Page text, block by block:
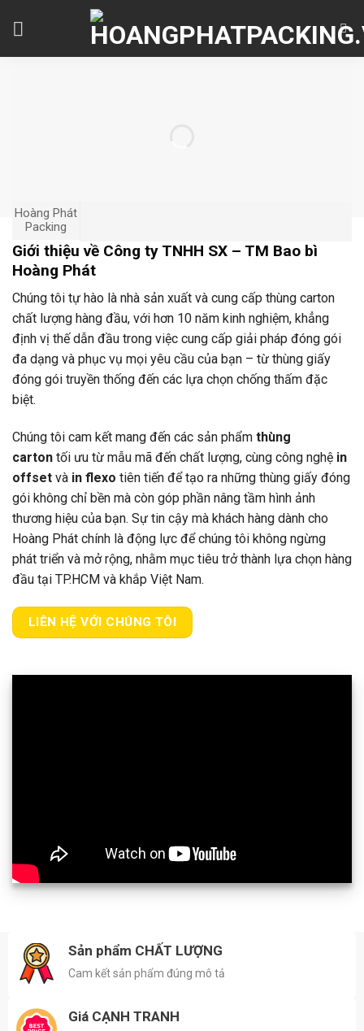
Hoàng Phát
Packing
Giới thiệu về Công ty TNHH SX – TM Bao bì
Hoàng Phát
Chúng tôi tự hào là nhà sản xuất và cung cấp thùng carton
chất lượng hàng đầu, với hơn 10 năm kinh nghiệm, khẳng
định vị thế dẫn đầu trong việc cung cấp giải pháp đóng gói
đa dạng và phục vụ mọi yêu cầu của bạn – từ thùng giấy
đóng gói truyền thống đến các lựa chọn chống thấm đặc
biệt.
Chúng tôi cam kết mang đến các sản phẩm thùng
carton tối ưu từ mẫu mã đến chất lượng, cùng công nghệ in
offset và in flexo tiên tiến để tạo ra những thùng giấy đóng
gói không chỉ bền mà còn góp phần nâng tầm hình ảnh
thương hiệu của bạn. Sự tin cậy mà khách hàng dành cho
Hoàng Phát chính là động lực để chúng tôi không ngừng
phát triển và mở rộng, nhằm mục tiêu trở thành lựa chọn hàng
đầu tại TP.HCM và khắp Việt Nam.
LIÊN HỆ VỚI CHÚNG TÔI
Sản phẩm CHẤT LƯỢNG
Cam kết sản phẩm đúng mô tả
Giá CẠNH TRANH